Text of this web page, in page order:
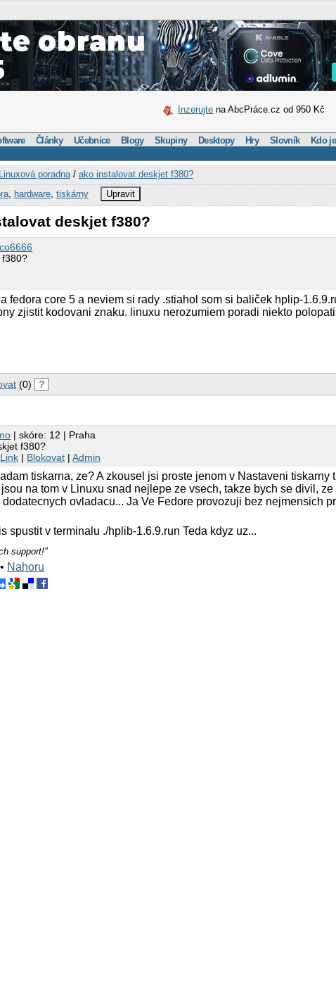
Inzerujte na AbcPráce.cz od 950 Kč
Články Učebnice Blogy Skupiny Desktopy Hry Slovník Kdo je
Linuxová poradna/ ako instalovat deskjet f380?
, hardware, tiskárny Upravit
deskjet f380?
f380?
fedora core 5 a neviem si rady .stiahol som si baliček hplip-
zjistit kodovani znaku. linuxu nerozumiem poradi niekto
(0) ?
| skóre: 12 | Praha
f380?
Link | Blokovat |Admin
tiskarna, ze? A zkousel jsi proste jenom v Nastaveni tiskarny
na tom v Linuxu snad nejlepe ze vsech, takze bych se divil, ze
ovladacu... Ja Ve Fedore provozuji bez nejmensich
spustit v terminalu ./hplib-1.6.9.run Teda kdyz uz...
support!"
• Nahoru